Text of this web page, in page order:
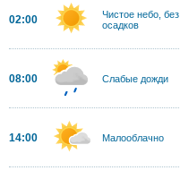
02:00
Чистое небо, без
осадков
08:00 Слабые дожди
14:00 Малооблачно